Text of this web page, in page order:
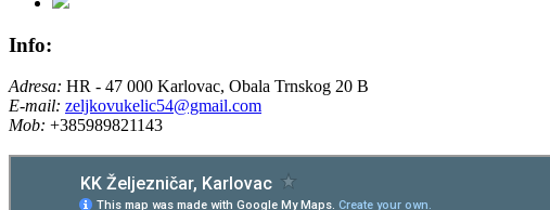
Info:
Adresa: HR - 47 000 Karlovac, Obala Trnskog 20 B
E-mail: zeljkovukelic54@gmail.com
Mob: +385989821143